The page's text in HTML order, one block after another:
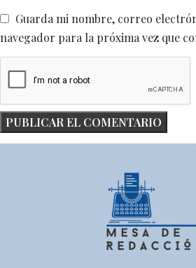
Guarda mi nombre, correo
navegador para la próxima vez que